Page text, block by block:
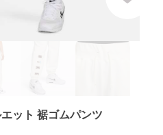
ット 裾ゴムパンツ